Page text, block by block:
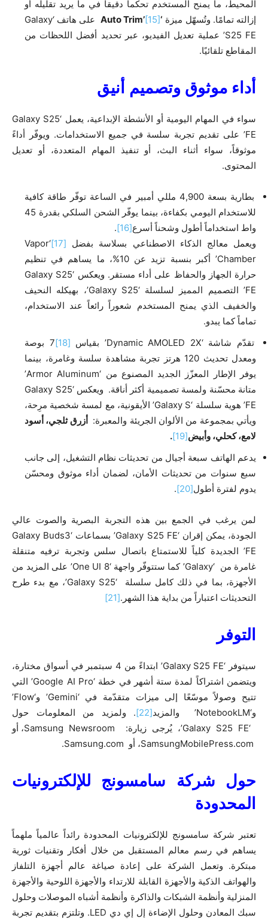
المحيط، ما يمنح المستخدم تحكماً دقيقاً في ما يريد تقليله أو
إزالته تمامًا. وتُسهّل ميزة ‘Auto Trim’
[15]
على هاتف ‘Galaxy
S25 FE’ عملية تعديل الفيديو، عبر تحديد أفضل اللحظات من
المقاطع تلقائيًا.
أداء موثوق وتصميم أنيق
سواء في المهام اليومية أو الأنشطة الإبداعية، يعمل ‘Galaxy S25
FE’ على تقديم تجربة سلسة في جميع الاستخدامات. ويوفّر أداءً
موثوقاً، سواء أثناء البث، أو تنفيذ المهام المتعددة، أو تعديل
المحتوى.
بطارية بسعة 4,900 مللي أمبير في الساعة توفّر طاقة كافية
للاستخدام اليومي بكفاءة، بينما يوفّر الشحن السلكي بقدرة 45
واط استخداماً أطول وشحناً أسرع[16]
.
ويعمل معالج الذكاء الاصطناعي بسلاسة بفضل [17]
‘Vapor
Chamber’ أكبر بنسبة تزيد عن 10%، ما يساهم في تنظيم
حرارة الجهاز والحفاظ على أداء مستقر. ويعكس ‘Galaxy S25
FE’ التصميم المميز لسلسلة ‘Galaxy S25’، بهيكله النحيف
والخفيف الذي يمنح المستخدم شعوراً رائعاً عند الاستخدام،
تماماً كما يبدو.
تقدّم شاشة ‘Dynamic AMOLED 2X’ بقياس
[18]
7 بوصة
ومعدل تحديث 120 هرتز تجربة مشاهدة سلسة وغامرة، بينما
يوفر الإطار المعزّز الجديد المصنوع من ‘Armor Aluminum’
متانة محسّنة ولمسة تصميمية أكثر أناقة. ويعكس ‘Galaxy S25
FE’ هوية سلسلة ‘Galaxy S’ الأيقونية، مع لمسة شخصية مرِحة،
ويأتي بمجموعة من الألوان الجريئة والمعبرة:أزرق ثلجي، أسود
لامع، كحلي، وأبيض[19]
.
يدعم الهاتف سبعة أجيال من تحديثات نظام التشغيل، إلى جانب
سبع سنوات من تحديثات الأمان، لضمان أداء موثوق ومحسّن
يدوم لفترة أطول[20]
.
لمن يرغب في الجمع بين هذه التجربة البصرية والصوت عالي
الجودة، يمكن إقران ‘Galaxy S25 FE’ بسماعات ‘Galaxy Buds3
FE’ الجديدة كلياً للاستمتاع باتصال سلس وتجربة ترفيه متنقلة
غامرة من ‘Galaxy’ كما ستتوفّر واجهة ‘One UI 8’ على المزيد من
الأجهزة، بما في ذلك كامل سلسلة ‘Galaxy S25’، مع بدء طرح
التحديثات اعتباراً من بداية هذا الشهر.[21]
التوفر
سيتوفر ‘Galaxy S25 FE’ ابتداءً من 4 سبتمبر في أسواق مختارة،
ويتضمن اشتراكاً لمدة ستة أشهر في خطة ‘Google AI Pro’ التي
تتيح وصولاً موسّعًا إلى ميزات متقدّمة في ‘Gemini’ و‘Flow’
و‘NotebookLM’ والمزيد
[22]
. ولمزيد من المعلومات حول
‘Galaxy S25 FE’، يُرجى زيارة: Samsung Newsroom، أو
حول شركة سامسونج للإلكترونيات
المحدودة
تعتبر شركة سامسونج للإلكترونيات المحدودة رائداً عالمياً ملهماً
يساهم في رسم معالم المستقبل من خلال أفكار وتقنيات ثورية
مبتكرة. وتعمل الشركة على إعادة صياغة عالم أجهزة التلفاز
والهواتف الذكية والأجهزة القابلة للارتداء والأجهزة اللوحية والأجهزة
المنزلية وأنظمة الشبكات والذاكرة وأنظمة أشباه الموصلات وحلول
سبك المعادن وحلول الإضاءة إل إي دي LED. وتلتزم بتقديم تجربة